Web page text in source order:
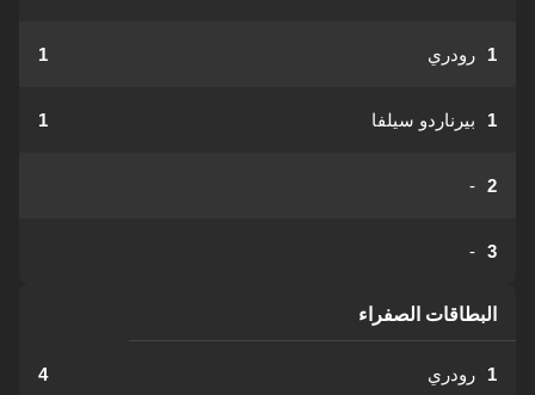
1 رودري 1
1 بيرناردو سيلفا 1
2
-
3
-
البطاقات الصفراء
1 رودري 4